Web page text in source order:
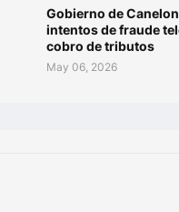
Gobierno de
intentos de fraude
cobro de tributos
May 06, 2026